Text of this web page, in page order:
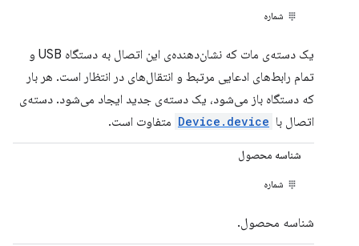
شماره
یک دسته‌ی مات که نشان‌دهنده‌ی این اتصال به دستگاه USB و
تمام رابط‌های ادعایی مرتبط و انتقال‌های در انتظار است. هر بار
که دستگاه باز می‌شود، یک دسته‌ی جدید ایجاد می‌شود. دسته‌ی
اتصال با Device.device متفاوت است.
شناسه محصول
شماره
شناسه محصول.